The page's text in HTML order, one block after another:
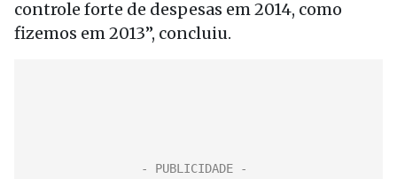
controle forte de despesas em 2014, como
fizemos em 2013”, concluiu.